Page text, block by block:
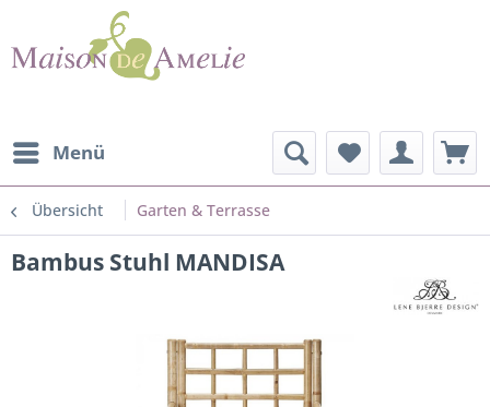
Menü
Übersicht Garten & Terrasse
Bambus Stuhl MANDISA